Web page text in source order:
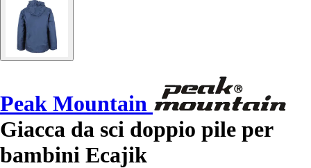
Peak Mountain
Giacca da sci doppio pile per
bambini Ecajik